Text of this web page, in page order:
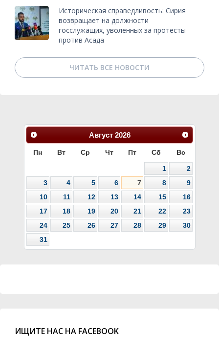
Историческая справедливость: Сирия
возвращает на должности
госслужащих, уволенных за протесты
против Асада
ЧИТАТЬ ВСЕ НОВОСТИ
Август 2026
Пн Вт Ср Чт Пт Сб Вс
1
2
3
4 5 6 7 8
9
10
11 12 13 14 15
16
17
18 19 20 21 22
23
24
25 26 27 28 29
30
31
ИЩИТЕ НАС НА FACEBOOK